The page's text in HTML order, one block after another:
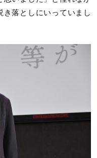
き落としにいっていまし